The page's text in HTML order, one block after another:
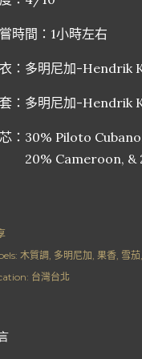
時間：1小時左右
：多明尼加-Hendrik
：多明尼加-Hendrik
：30% Piloto
Cameroon, &
木質調 多明尼加 果香 雪茄
台灣台北